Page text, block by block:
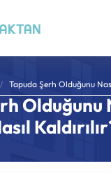
Tapuda Şerh Olduğunu
Olduğunu